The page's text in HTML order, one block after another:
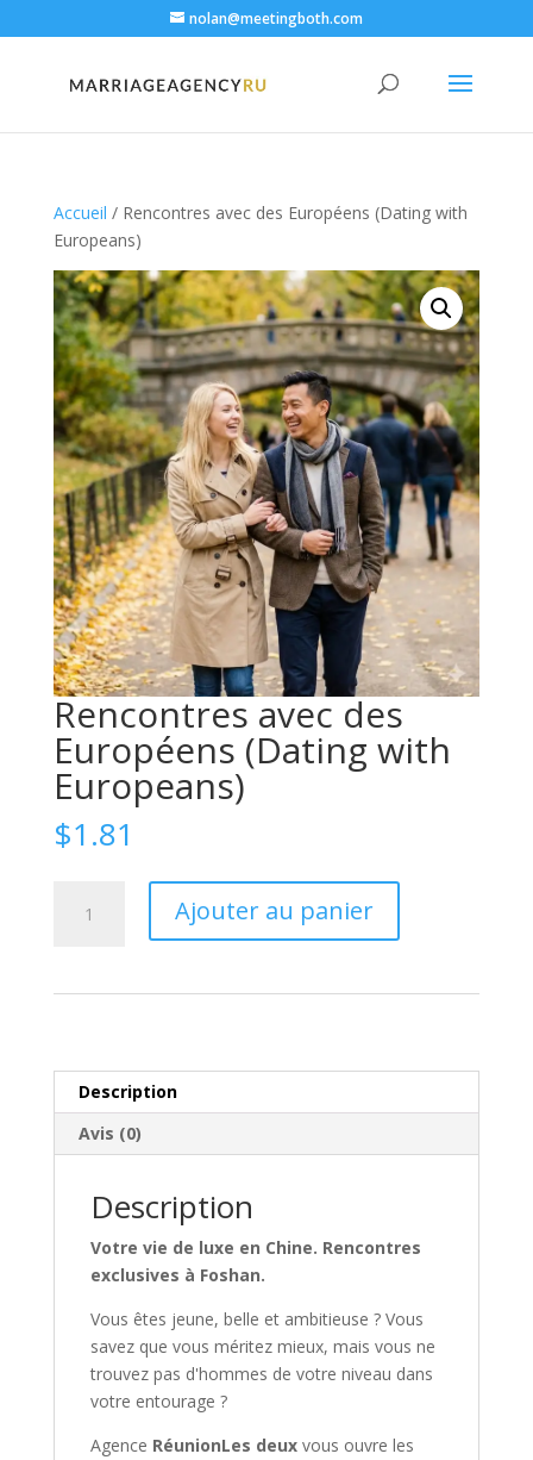
nolan@meetingboth.com
Accueil / Rencontres avec des Européens (Dating with
Europeans)
Rencontres avec des
Européens (Dating with
Europeans)
$1.81
Europeans)
Ajouter au panier
Description
Avis (0)
Description
Votre vie de luxe en Chine. Rencontres
exclusives à Foshan.
Vous êtes jeune, belle et ambitieuse ? Vous
savez que vous méritez mieux, mais vous ne
trouvez pas d'hommes de votre niveau dans
votre entourage ?
Agence RéunionLes deuxvous ouvre les